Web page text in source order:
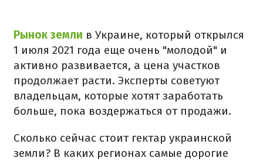
Рынок земли в Украине, который открылся
1 июля 2021 года еще очень "молодой" и
активно развивается, а цена участков
продолжает расти. Эксперты советуют
владельцам, которые хотят заработать
больше, пока воздержаться от продажи.
Сколько сейчас стоит гектар украинской
земли? В каких регионах самые дорогие